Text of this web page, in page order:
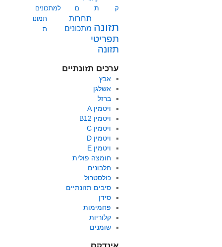
ק
ת
ם
למתכונים
תזונה
תחרות
מתכונים
תמונו
ת
תפריטי
תזונה
ערכים תזונתיים
אבץ
אשלגן
ברזל
ויטמין A
ויטמין B12
ויטמין C
ויטמין D
ויטמין E
חומצה פולית
חלבונים
כולסטרול
סיבים תזונתיים
סידן
פחמימות
קלוריות
שומנים